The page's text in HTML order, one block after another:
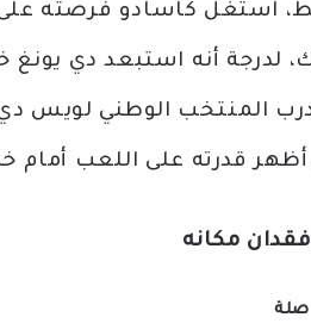
استغل كاسادو فرصته
لدرجة أنه استبعد دي يونغ
المنتخب الوطني لويس دي
أظهر قدرته على اللعب أمام
مكانه
صلة